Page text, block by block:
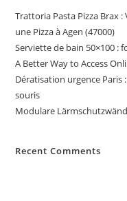
Trattoria Pasta Pizza Brax
une Pizza à Agen (47000)
Serviette de bain 50×100 :
A Better Way to Access
Dératisation urgence
souris
Modulare
Recent Comments